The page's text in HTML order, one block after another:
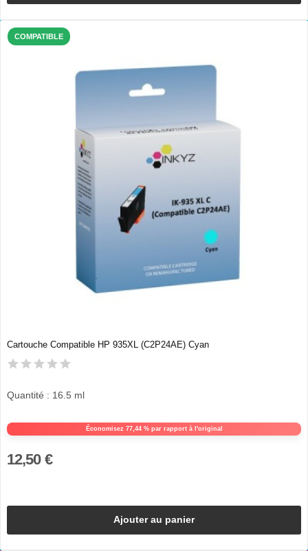
COMPATIBLE
Cartouche Compatible HP 935XL (C2P24AE) Cyan
Économisez 77,44 % par rapport à l'original
Quantité : 16.5 ml
12,50 €
Ajouter au panier